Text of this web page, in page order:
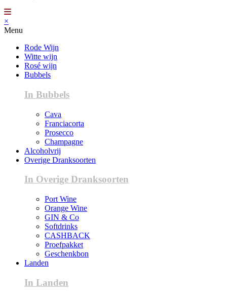
×
Menu
Rode Wijn
Witte wijn
Rosé wijn
Bubbels
In Bubbels
Cava
Franciacorta
Prosecco
Champagne
Alcoholvrij
Overige Dranksoorten
In Overige Dranksoorten
Port Wine
Orange Wine
GIN & Co
Softdrinks
CASHBACK
Proefpakket
Geschenkbon
Landen
In Landen